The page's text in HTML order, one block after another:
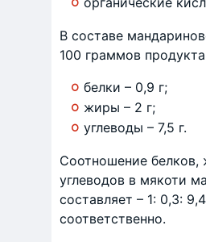
В составе
100 граммов
белки – 0,9 г;
жиры – 2 г;
углеводы – 7,5 г.
Соотношение белков,
углеводов в мякоти
составляет – 1: 0,3: 9,4
соответственно.